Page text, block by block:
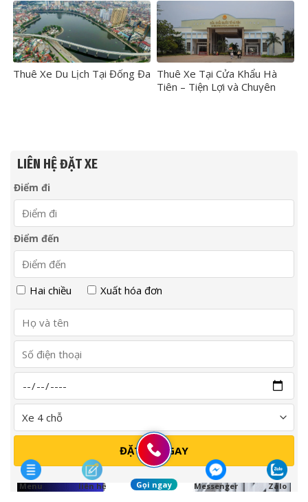
Thuê Xe Du Lịch Tại Đống Đa Thuê Xe Tại Cửa Khẩu Hà
Tiên – Tiện Lợi và Chuyên
LIÊN HỆ ĐẶT XE
Điểm đi
Điểm đến
Hai chiều Xuất hóa đơn
Menu liên hệ Gọi ngay Messenger Zalo